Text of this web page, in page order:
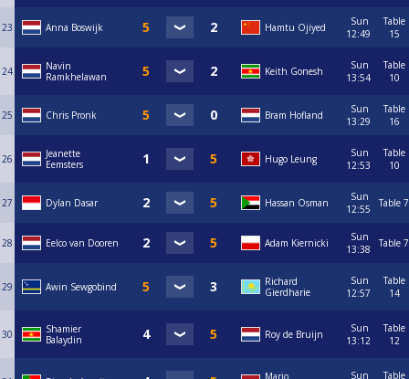
https://www.poolbiljarten.nl/prestatiesport/teamcompetitie-2
23 Anna Boswijk Hamtu Ojiyed
Sun
12:49
Table
15
24
Navin
Ramkhelawan
Keith Gonesh
Sun
13:54
Table
10
25 Chris Pronk Bram Hofland
Sun
13:29
Table
16
26
Jeanette
Eemsters
Hugo Leung
Sun
12:53
Table
10
27 Dylan Dasar Hassan Osman
Sun
12:55
Table 7
28 Eelco van Dooren Adam Kiernicki
Sun
13:38
Table 7
29 Awin Sewgobind
Richard
Gierdharie
Sun
12:57
Table
14
30
Shamier
Balaydin
Roy de Bruijn
Sun
13:12
Table
12
Sun
Table